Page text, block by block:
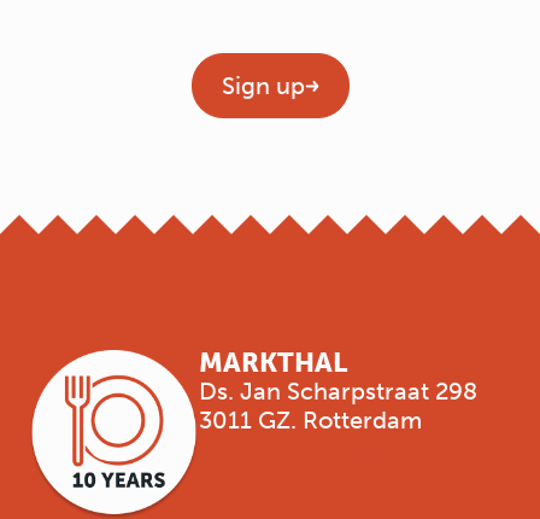
Sign up
MARKTHAL
Ds. Jan Scharpstraat 298
3011 GZ. Rotterdam